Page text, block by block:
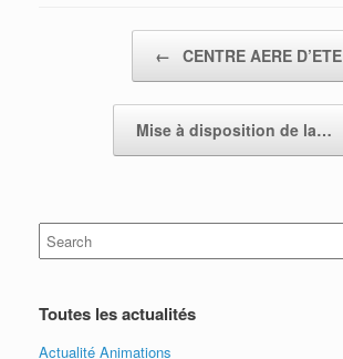
← CENTRE AERE D’ETE
Mise à disposition de la…
Search
for:
Toutes les actualités
Actualité Animations